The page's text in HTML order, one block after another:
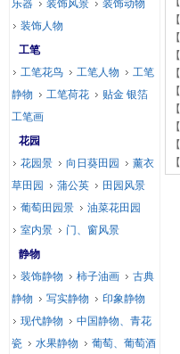
【
【
【
【
【
【
【
【
【
【
乐器 装饰风景
装饰动物
装饰人物
工笔
工笔花鸟
工笔人物
工笔
静物
工笔荷花
贴金 银箔
工笔画
花园
花园景
向日葵田园
薰衣
草田园
蒲公英
田园风景
葡萄田园景
油菜花田园
室内景
门、窗风景
静物
装饰静物
柿子油画
古典
静物
写实静物
印象静物
现代静物
中国静物、青花
瓷
水果静物
葡萄、葡萄酒